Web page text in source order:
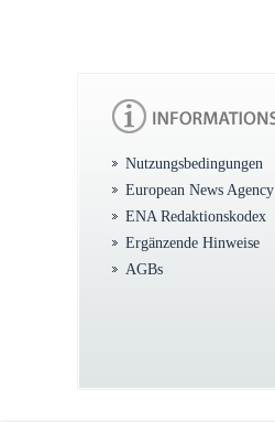
Nutzungsbedingungen
European News Agency
ENA Redaktionskodex
Ergänzende Hinweise
AGBs